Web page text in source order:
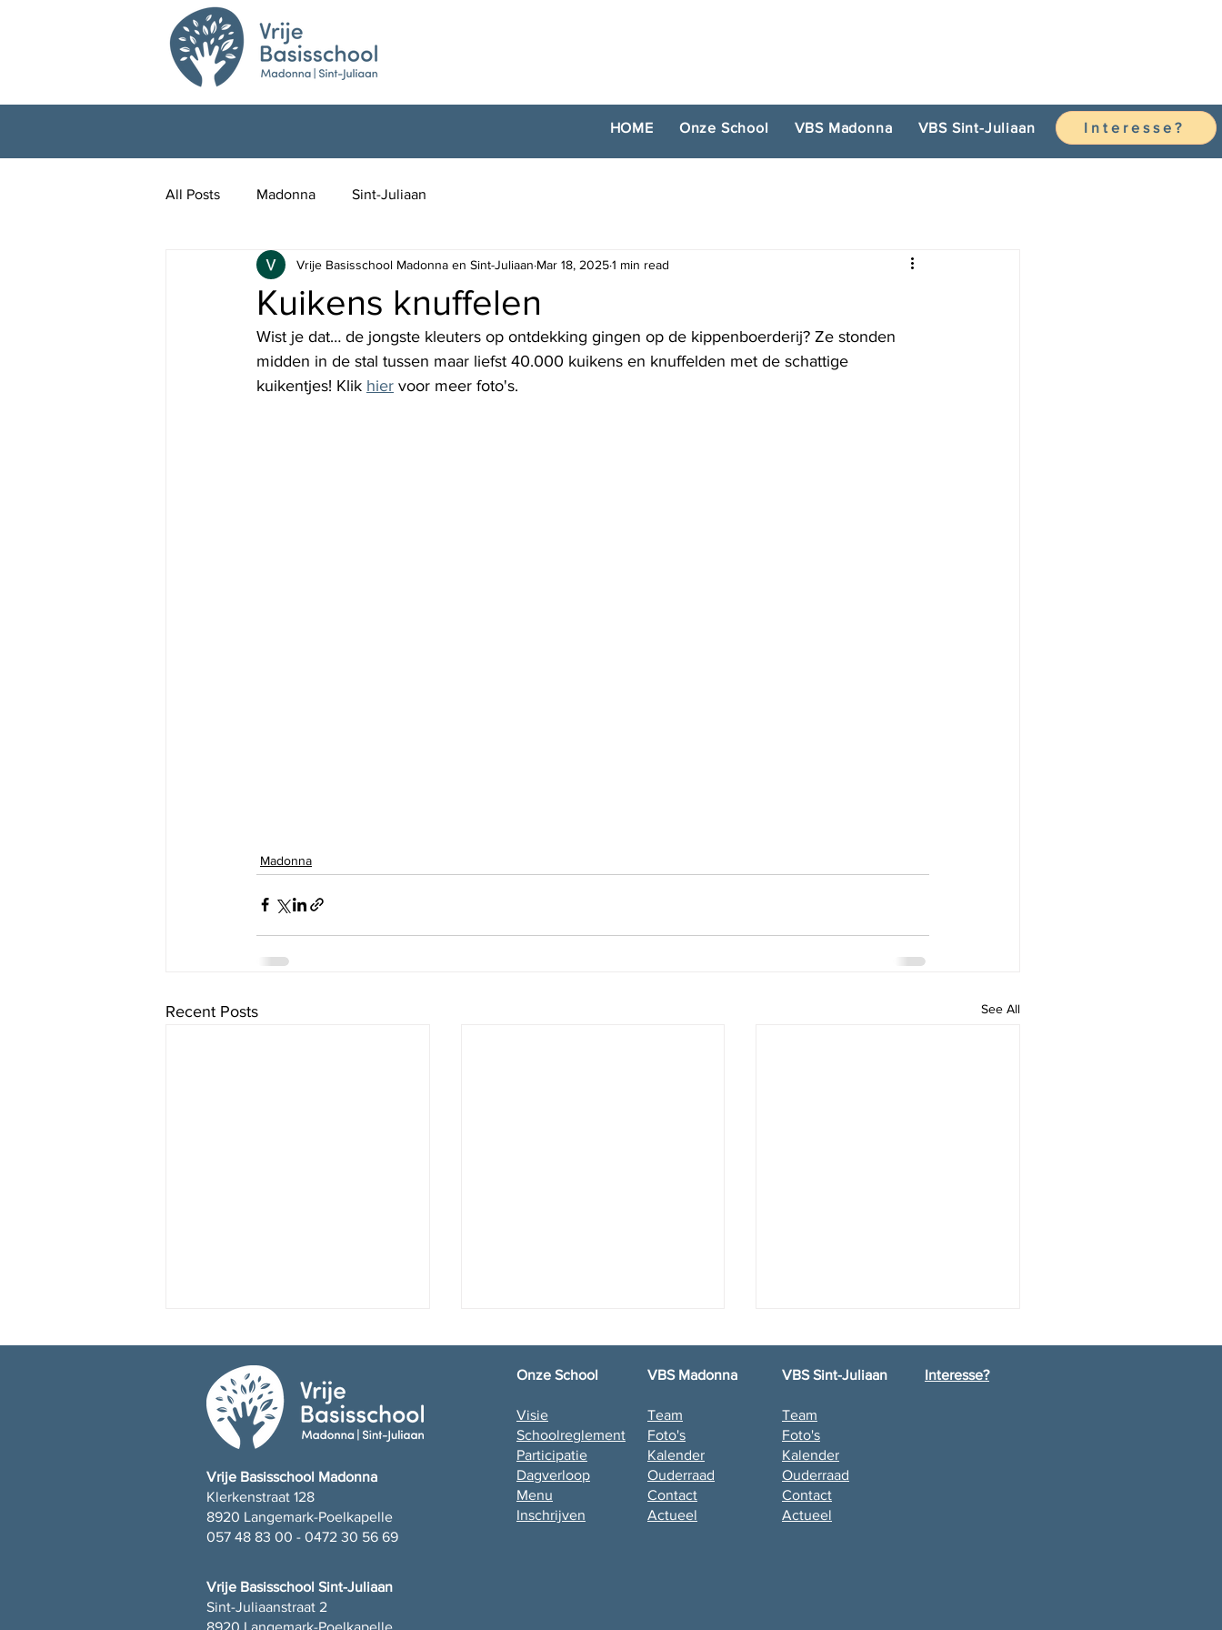
HOME Onze School VBS Madonna VBS Sint-Juliaan Interesse?
All Posts Madonna Sint-Juliaan
Kuikens knuffelen
Vrije Basisschool Madonna en Sint-Juliaan Mar 18, 20251 min read
Wist je dat… de jongste kleuters op ontdekking gingen op de kippenboerderij? Ze stonden
midden in de stal tussen maar liefst 40.000 kuikens en knuffelden met de schattige
kuikentjes! Klik hier voor meer foto's.
Madonna
Recent Posts See All
Fijne vakantie!
Bedankt juf Nadine!
Proclamatie L6
Vrije Basisschool Madonna
Klerkenstraat 128
8920 Langemark-Poelkapelle
057 48 83 00 - 0472 30 56 69
Onze School
Visie
Schoolreglement
Participatie
Dagverloop
Menu
Inschrijven
VBS Madonna
Team
Foto's
Kalender
Ouderraad
Contact
Actueel
VBS Sint-Juliaan
Team
Foto's
Kalender
Ouderraad
Contact
Actueel
Interesse?
Vrije Basisschool Sint-Juliaan
Sint-Juliaanstraat 2